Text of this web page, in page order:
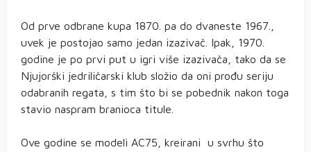
Od prve odbrane kupa 1870. pa do dvaneste 1967.,
uvek je postojao samo jedan izazivač. Ipak, 1970.
godine je po prvi put u igri više izazivača, tako da se
Njujorški jedriličarski klub složio da oni prođu seriju
odabranih regata, s tim što bi se pobednik nakon toga
stavio naspram branioca titule.
Ove godine se modeli AC75, kreirani u svrhu što